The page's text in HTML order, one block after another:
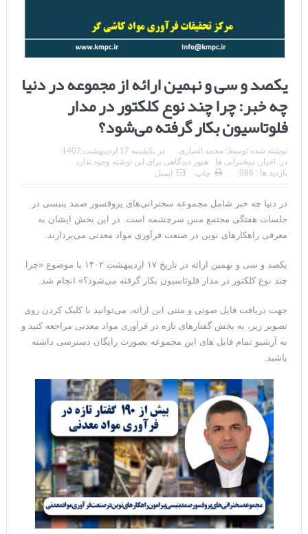
یکصد و سی و نهمین ارائه از مجموعه در دنیا
چه خبر: چرا چند نوع کلکتور در مدار
فلوتاسیون بکار گرفته می‌شود؟
نوشته شده توسط: محمد انصاری در یکشنبه 17 اردیبهشت 1402
در: اخبار , سخنرانی ها
هنوز دیدگاهی برای این نوشته وجود ندارد
بازدید ها : 986
چاپ ایمیل
در دنیا چه خبر شامل مجموعه سخنرانی‌های پروفسور صمد بنیسی در
جلسات هفتگی مجتمع مس سرچشمه است. در این بخش ایشان به
معرفی راهکارهای نوین در صنعت فرآوری مواد معدنی می‌پردازند.
یکصد و سی و نهمین ارائه در تاریخ ۱۷ اردیبهشت ۱۴۰۲ با موضوع «چرا
چند نوع کلکتور در مدار فلوتاسیون بکار گرفته می‌شود؟» انجام شد.
جهت دریافت فایل صوتی و متنی این ارائه، می‌توانید با کلیک کردن روی
تصویر زیر، به بخش گفتارهای تازه در فرآوری مواد معدنی مراجعه کنید و
به آرشیو تمام فایل های این مجموعه بصورت رایگان دسترسی داشته
باشید.